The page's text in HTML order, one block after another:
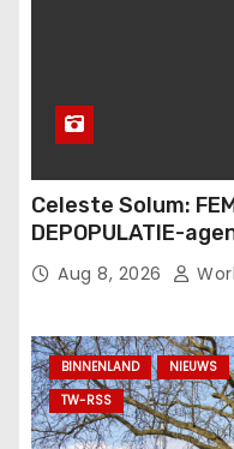
Celeste Solum:
DEPOPULATIE-
Aug 8, 2026
BINNENLAND NIEUWS
TW-RSS